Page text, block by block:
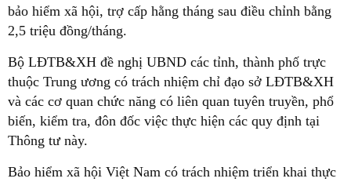
bảo hiểm xã hội, trợ cấp hằng tháng sau điều chỉnh bằng
2,5 triệu đồng/tháng.
Bộ LĐTB&XH đề nghị UBND các tỉnh, thành phố trực
thuộc Trung ương có trách nhiệm chỉ đạo sở LĐTB&XH
và các cơ quan chức năng có liên quan tuyên truyền, phổ
biến, kiểm tra, đôn đốc việc thực hiện các quy định tại
Thông tư này.
Bảo hiểm xã hội Việt Nam có trách nhiệm triển khai thực